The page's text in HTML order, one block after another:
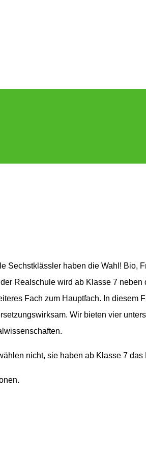
Sechstklässler haben die Wahl! Bio,
der Realschule wird ab Klasse 7
Fach zum Hauptfach. In diesem
Wir bieten vier
nicht, sie haben ab Klasse 7